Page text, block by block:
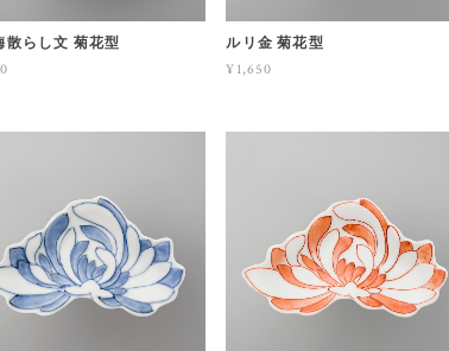
散らし文 菊花型
ルリ金 菊花型
¥1,650